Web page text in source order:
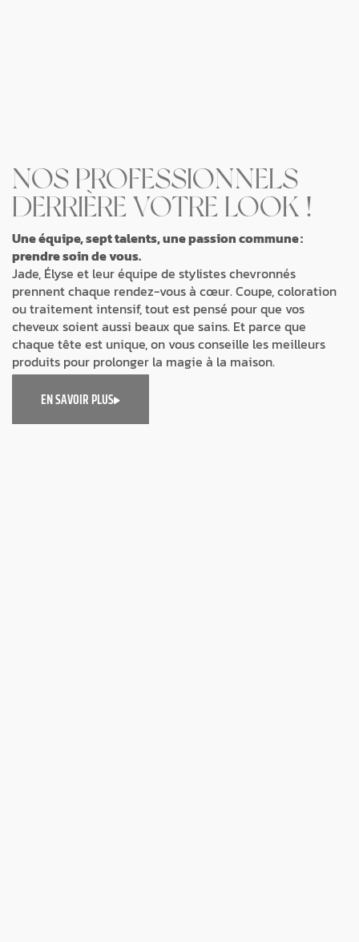
NOS PROFESSIONNELS
DERRIÈRE VOTRE LOOK !
Une équipe, sept talents, une passion commune :
prendre soin de vous.
Jade, Élyse et leur équipe de stylistes chevronnés
prennent chaque rendez-vous à cœur. Coupe, coloration
ou traitement intensif, tout est pensé pour que vos
cheveux soient aussi beaux que sains. Et parce que
chaque tête est unique, on vous conseille les meilleurs
produits pour prolonger la magie à la maison.
EN SAVOIR PLUS